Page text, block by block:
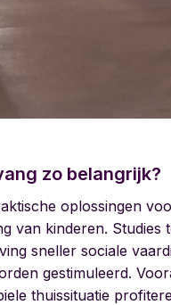
zo belangrijk?
oplossingen
van kinderen. Studies
sneller sociale
gestimuleerd.
thuissituatie